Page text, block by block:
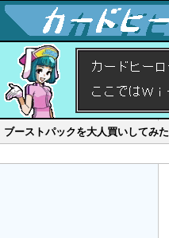
ブーストパックを大人買いしてみた